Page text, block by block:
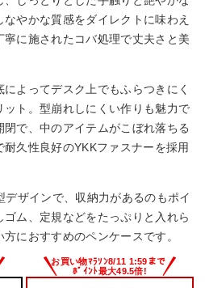
やかな質感をダイレクトに味わえ
に施されたコバ処理で丈夫さと美
よってデスク上でもふらつきにく
ット。型崩れしにくい作りも魅力で
で、中のアイテムがこぼれ落ちる
久性良好のYKKファスナーを採用
ザインで、収納力があるのもポイ
ム、定規などをたっぷりと入れら
におすすめのペンケースです。